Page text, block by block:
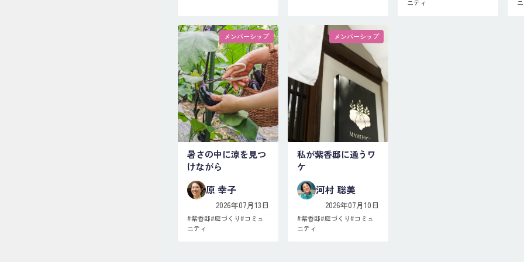
ニティ
メンバーシップ
暑さの中に涼を見つ
けながら
原 幸子
2026年07月13日
#紫香邸#庭づくり#コミュ
ニティ
メンバーシップ
私が紫香邸に通うワ
ケ
河村 聡美
2026年07月10日
#紫香邸#庭づくり#コミュ
ニティ